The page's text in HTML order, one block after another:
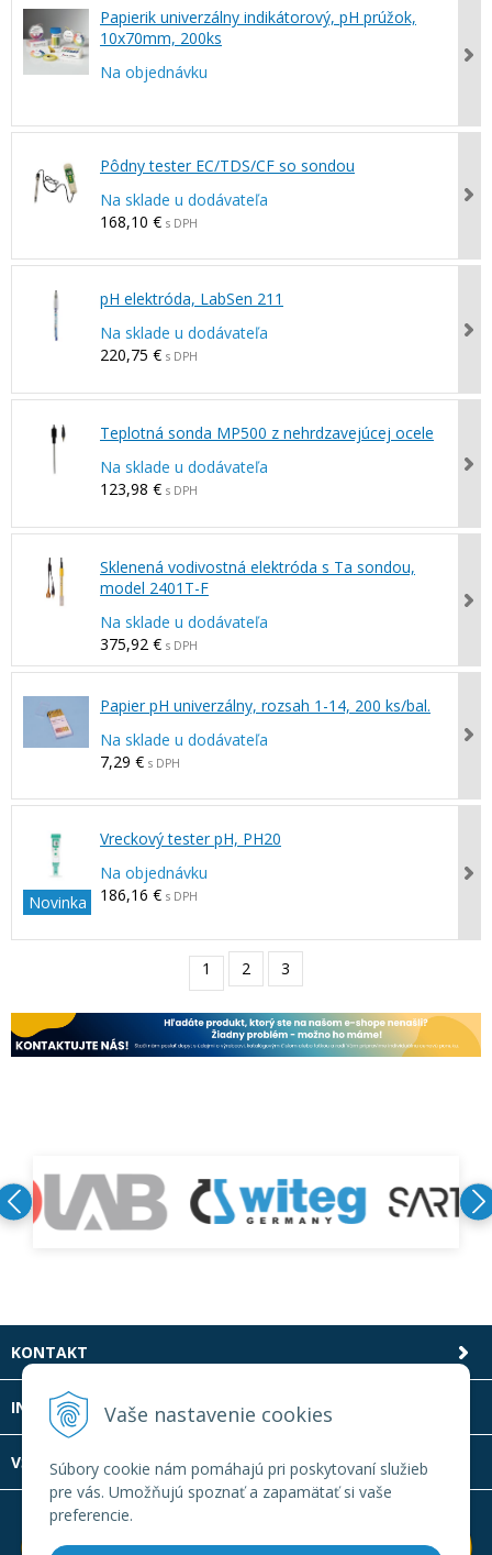
Vaše nastavenie cookies
Súbory cookie nám pomáhajú pri poskytovaní služieb
pre vás. Umožňujú spoznať a zapamätať si vaše
preferencie.
Papierik univerzálny indikátorový, pH prúžok,
10x70mm, 200ks
Na objednávku
Pôdny tester EC/TDS/CF so sondou
Na sklade u dodávateľa
168,10 € s DPH
pH elektróda, LabSen 211
Na sklade u dodávateľa
220,75 € s DPH
Teplotná sonda MP500 z nehrdzavejúcej ocele
Na sklade u dodávateľa
123,98 € s DPH
Sklenená vodivostná elektróda s Ta sondou,
model 2401T-F
Na sklade u dodávateľa
375,92 € s DPH
Papier pH univerzálny, rozsah 1-14, 200 ks/bal.
Na sklade u dodávateľa
7,29 € s DPH
Novinka
Vreckový tester pH, PH20
Na objednávku
186,16 € s DPH
1 2 3
KONTAKT
INFOLINKA
VŠETKO O NÁKUPE